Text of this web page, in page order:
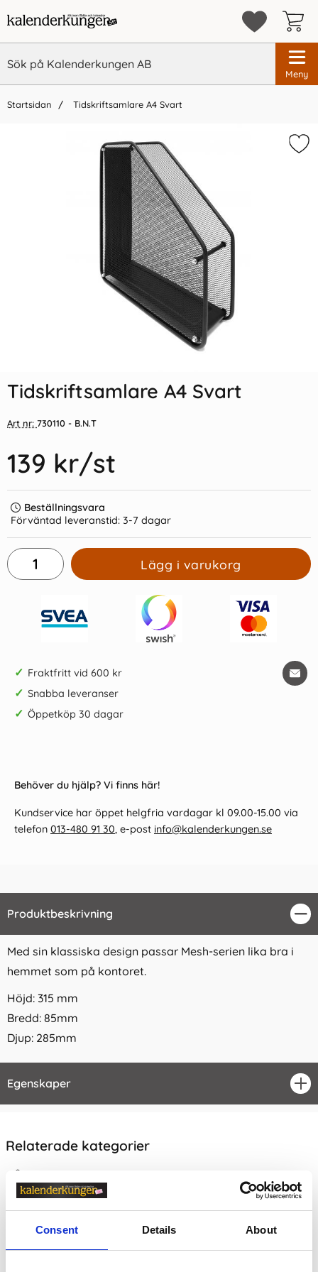
Consent Details About
Meny
Startsidan Tidskriftsamlare A4 Svart
Vi rekommenderar
55 kr/st
Filofax Arkivpärm Personal
199 kr/st
Tidskriftsamlare A4 Svart
Art nr: 730110 - B.N.T
139 kr/st
Beställningsvara
Förväntad leveranstid: 3-7 dagar
Lägg i varukorg
✓ Fraktfritt vid 600 kr
✓ Snabba leveranser
✓ Öppetköp 30 dagar
Behöver du hjälp? Vi finns här!
Kundservice har öppet helgfria vardagar kl 09.00-15.00 via
telefon 013-480 91 30, e-post info@kalenderkungen.se
Produktbeskrivning
Med sin klassiska design passar Mesh-serien lika bra i
hemmet som på kontoret.
Höjd: 315 mm
Bredd: 85mm
Djup: 285mm
Egenskaper
Relaterade kategorier
Kontorsvaror
Prishistorik